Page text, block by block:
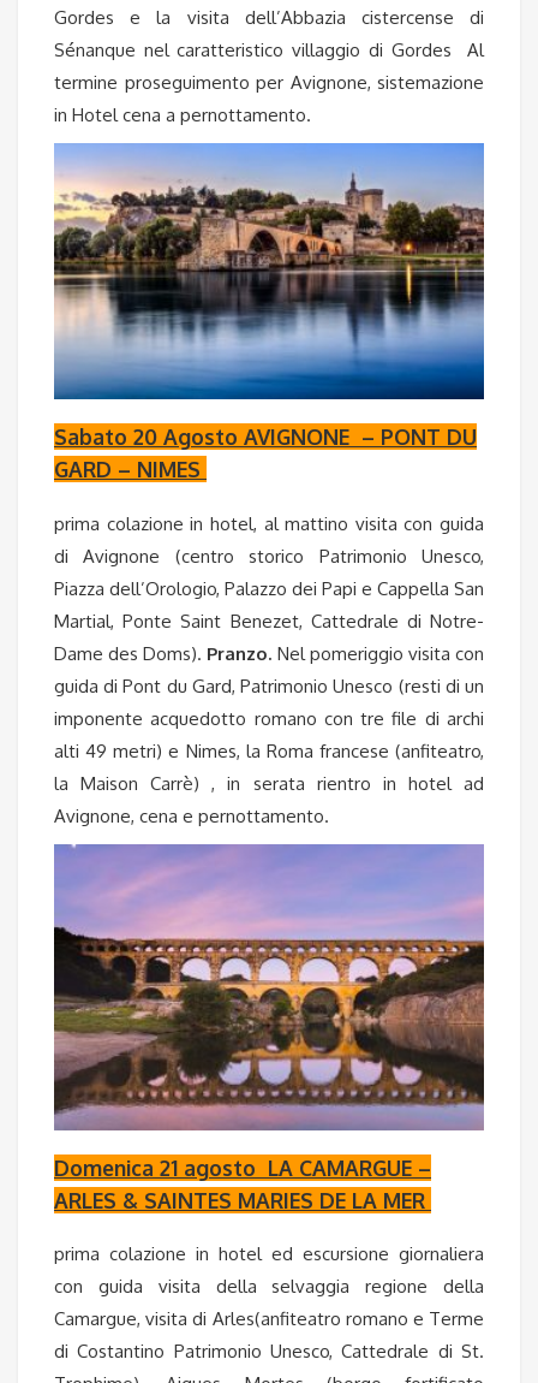
Gordes e la visita dell’Abbazia cistercense di
Sénanque nel caratteristico villaggio di Gordes
Al
termine proseguimento per Avignone, sistemazione
in Hotel cena a pernottamento.
Sabato 20 Agosto AVIGNONE – PONT DU
GARD – NIMES
prima colazione in hotel, al mattino visita con guida
di Avignone (centro storico Patrimonio Unesco,
Piazza dell’Orologio, Palazzo dei Papi e Cappella San
Martial, Ponte Saint Benezet, Cattedrale di Notre-
Dame des Doms). Pranzo. Nel pomeriggio visita con
guida di Pont du Gard, Patrimonio Unesco (resti di un
imponente acquedotto romano con tre file di archi
alti 49 metri) e Nimes, la Roma francese (anfiteatro,
la Maison Carrè) , in serata rientro in hotel ad
Avignone, cena e pernottamento.
Domenica 21 agosto LA CAMARGUE –
ARLES & SAINTES MARIES DE LA MER
prima colazione in hotel ed escursione giornaliera
con guida visita della selvaggia regione della
Camargue, visita di Arles(anfiteatro romano e Terme
di Costantino Patrimonio Unesco, Cattedrale di St.